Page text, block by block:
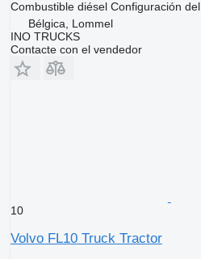
Combustible diésel Configuración
Bélgica, Lommel
INO TRUCKS
Contacte con el vendedor
10
Volvo FL10 Truck Tractor